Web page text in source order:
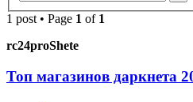
1 post • Page 1 of 1
rc24proShete
Топ магазинов даркнета